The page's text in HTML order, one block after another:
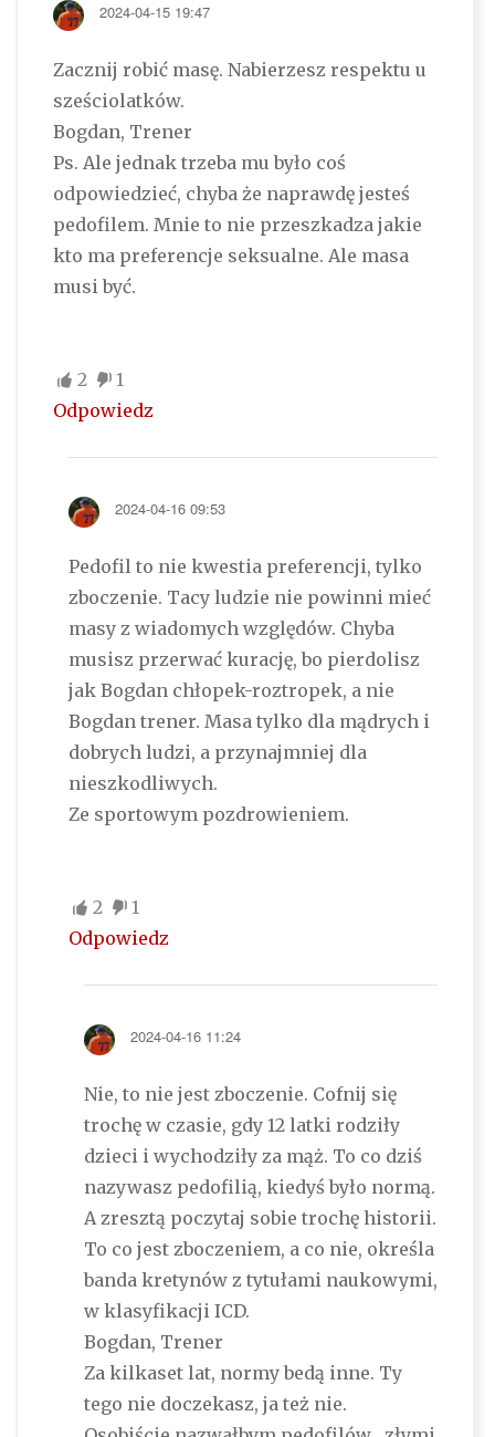
2024-04-15 19:47
Zacznij robić masę. Nabierzesz respektu u
sześciolatków.
Bogdan, Trener
Ps. Ale jednak trzeba mu było coś
odpowiedzieć, chyba że naprawdę jesteś
pedofilem. Mnie to nie przeszkadza jakie
kto ma preferencje seksualne. Ale masa
musi być.
2
1
Odpowiedz
2024-04-16 09:53
Pedofil to nie kwestia preferencji, tylko
zboczenie. Tacy ludzie nie powinni mieć
masy z wiadomych względów. Chyba
musisz przerwać kurację, bo pierdolisz
jak Bogdan chłopek-roztropek, a nie
Bogdan trener. Masa tylko dla mądrych i
dobrych ludzi, a przynajmniej dla
nieszkodliwych.
Ze sportowym pozdrowieniem.
2
1
Odpowiedz
2024-04-16 11:24
Nie, to nie jest zboczenie. Cofnij się
trochę w czasie, gdy 12 latki rodziły
dzieci i wychodziły za mąż. To co dziś
nazywasz pedofilią, kiedyś było normą.
A zresztą poczytaj sobie trochę historii.
To co jest zboczeniem, a co nie, określa
banda kretynów z tytułami naukowymi,
w klasyfikacji ICD.
Bogdan, Trener
Za kilkaset lat, normy bedą inne. Ty
tego nie doczekasz, ja też nie.